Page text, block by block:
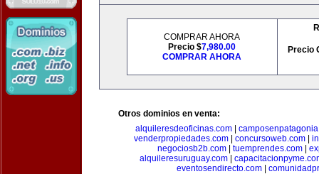
COMPRAR AHORA
Precio $7,980.00
COMPRAR AHORA
Precio
Otros dominios en venta:
alquileresdeoficinas.com
venderpropiedades.com
concursoweb.com
negociosb2b.com| tuemprendes.com|
alquileresuruguay.com
eventosendirecto.com|